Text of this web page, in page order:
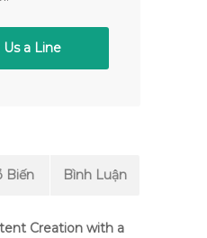
Us a Line
Biến Bình Luận
Creation with a